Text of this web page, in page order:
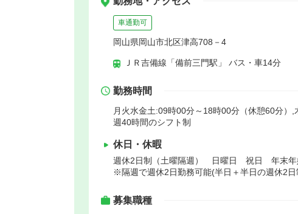
車通勤可
岡山県岡山市北区津高708－4
ＪＲ吉備線「備前三門駅」 バス・車14分
勤務時間
月火水金土:09時00分～18時00分（休憩60分）,
週40時間のシフト制
休日・休暇
週休2日制（土曜隔週） 日曜日 祝日 年末
※隔週で週休2日勤務可能(半日＋半日の週休2
募集職種